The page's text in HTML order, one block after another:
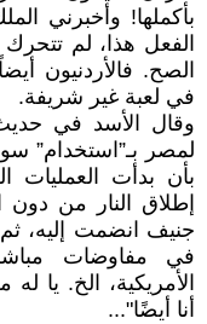
بأكملها! وأخبرني
الفعل هذا، لم تتحرك
الصح. فالأردنيون
في لعبة غير ‏شريفة‎.‎
وقال الأسد في
لمصر بـ”استخدام”
بأن بدأت العمليات
إطلاق النار من دون
جنيف انضمت إليه،
في مفاوضات
الأمريكية، الخ. يا
أنا أيضًا‎ ..."‎